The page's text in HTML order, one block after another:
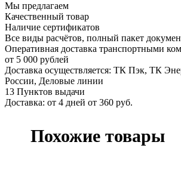
Мы предлагаем
Качественный товар
Наличие сертификатов
Все виды расчётов, полный пакет
Оперативная доставка транспортными
от 5 000 рублей
Доставка осуществляется: ТК Пэк, ТК
России, Деловые линии
13 Пунктов выдачи
Доставка: от 4 дней от 360 руб.
Похожие товары